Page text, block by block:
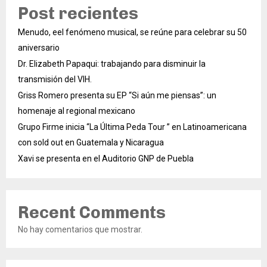
Post recientes
Menudo, eel fenómeno musical, se reúne para celebrar su 50
aniversario
Dr. Elizabeth Papaqui: trabajando para disminuir la
transmisión del VIH.
Griss Romero presenta su EP “Si aún me piensas”: un
homenaje al regional mexicano
Grupo Firme inicia “La Última Peda Tour ” en Latinoamericana
con sold out en Guatemala y Nicaragua
Xavi se presenta en el Auditorio GNP de Puebla
Recent Comments
No hay comentarios que mostrar.